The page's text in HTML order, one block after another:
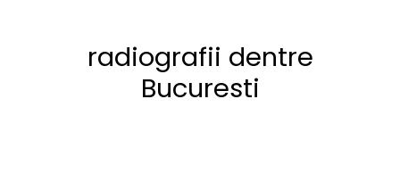
radiografii dentre
Bucuresti